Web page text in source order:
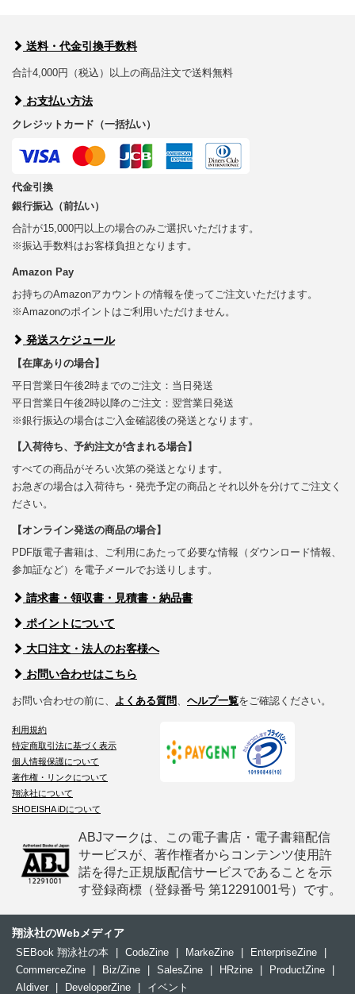
送料・代金引換手数料
合計4,000円（税込）以上の商品注文で送料無料
お支払い方法
クレジットカード（一括払い）
代金引換
銀行振込（前払い）
合計が15,000円以上の場合のみご選択いただけます。
※振込手数料はお客様負担となります。
Amazon Pay
お持ちのAmazonアカウントの情報を使ってご注文いただけます。
※Amazonのポイントはご利用いただけません。
発送スケジュール
【在庫ありの場合】
平日営業日午後2時までのご注文：当日発送
平日営業日午後2時以降のご注文：翌営業日発送
※銀行振込の場合はご入金確認後の発送となります。
【入荷待ち、予約注文が含まれる場合】
すべての商品がそろい次第の発送となります。
お急ぎの場合は入荷待ち・発売予定の商品とそれ以外を分けてご注文く
ださい。
【オンライン発送の商品の場合】
PDF版電子書籍は、ご利用にあたって必要な情報（ダウンロード情報、
参加証など）を電子メールでお送りします。
請求書・領収書・見積書・納品書
ポイントについて
大口注文・法人のお客様へ
お問い合わせはこちら
お問い合わせの前に、 よくある質問 ヘルプ一覧をご確認ください。
利用規約
特定商取引法に基づく表示
個人情報保護について
著作権・リンクについて
翔泳社について
SHOEISHA iDについて
ABJマークは、この電子書店・電子書籍配信
サービスが、著作権者からコンテンツ使用許
諾を得た正規版配信サービスであることを示
す登録商標（登録番号 第12291001号）です。
翔泳社のWebメディア
SEBook 翔泳社の本 | CodeZine | MarkeZine | EnterpriseZine
|
CommerceZine
| Biz/Zine | SalesZine | HRzine | ProductZine
|
AIdiver
| DeveloperZine | イベント